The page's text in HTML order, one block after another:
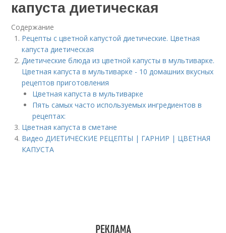
капуста диетическая
Содержание
Рецепты с цветной капустой диетические. Цветная
капуста диетическая
Диетические блюда из цветной капусты в мультиварке.
Цветная капуста в мультиварке - 10 домашних вкусных
рецептов приготовления
Цветная капуста в мультиварке
Пять самых часто используемых ингредиентов в
рецептах:
Цветная капуста в сметане
Видео ДИЕТИЧЕСКИЕ РЕЦЕПТЫ | ГАРНИР | ЦВЕТНАЯ
КАПУСТА